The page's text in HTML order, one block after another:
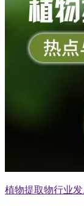
植物提取物行业